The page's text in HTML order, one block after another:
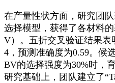
在产量性状方面，研究团
选择模型，获得了各材料
V）。五折交叉验证结果表
4，预测准确度为0.59。候
BV的选择强度为30%时，
研究基础上，团队建立了